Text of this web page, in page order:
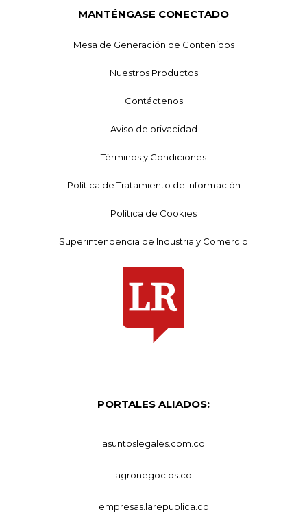
MANTÉNGASE CONECTADO
Mesa de Generación de Contenidos
Nuestros Productos
Contáctenos
Aviso de privacidad
Términos y Condiciones
Política de Tratamiento de Información
Política de Cookies
Superintendencia de Industria y Comercio
PORTALES ALIADOS:
asuntoslegales.com.co
agronegocios.co
empresas.larepublica.co